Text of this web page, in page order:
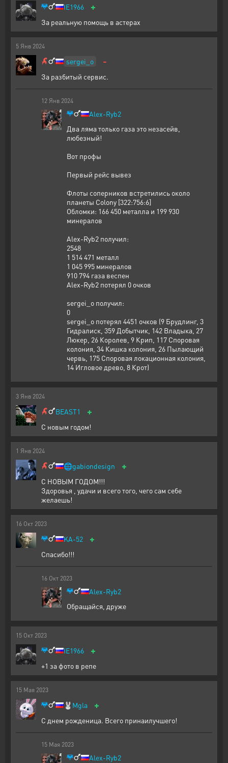
IE1966 +
За реальную помощь в астерах
5 Янв 2024
sergei_o -
За разбитый сервис.
12 Янв 2024
Alex-Ryb2
Два ляма только газа это незасейв,
любезный!
Вот профы
Первый рейс вывез
Флоты соперников встретились около
планеты Colony [322:756:6]
Обломки: 166 450 металла и 199 930
минералов
Alex-Ryb2 получил:
2548
1 514 471 металл
1 045 995 минералов
910 794 газа веспен
Alex-Ryb2 потерял 0 очков
sergei_o получил:
0
sergei_o потерял 4451 очков (9 Брудлинг, 3
Гидралиск, 359 Добытчик, 142 Владыка, 27
Люкер, 26 Королев, 9 Крип, 117 Споровая
колония, 34 Кишка колония, 26 Пылающий
червь, 175 Споровая локационная колония,
14 Игловое древо, 8 Крот)
3 Янв 2024
BEAST1 +
С новым годом!
1 Янв 2024
🌐gabiondesign +
С НОВЫМ ГОДОМ!!!
Здоровья , удачи и всего того, чего сам себе
желаешь!
16 Окт 2023
KA-52 +
Спасибо!!!
16 Окт 2023
Alex-Ryb2
Обращайся, друже
15 Окт 2023
IE1966 +
+1 за фото в репе
15 Мая 2023
🐰 Mgla +
С днем рожденица. Всего принаилучшего!
15 Мая 2023
Alex-Ryb2